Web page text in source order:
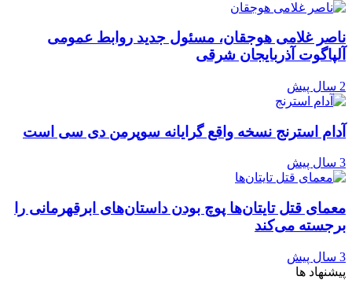
ناصر غلامی هوجقان، مسئول جدید روابط عمومی
آلپاگوت آذربایجان شرقی
2 سال پیش
آدام استرنج نسخه واقع گرایانه سوپرمن دی سی است
3 سال پیش
معمای قتل تایتان‌ها پوچ بودن داستان‌های ابرقهرمانی را
برجسته می‌کند
3 سال پیش
پیشنهاد ها